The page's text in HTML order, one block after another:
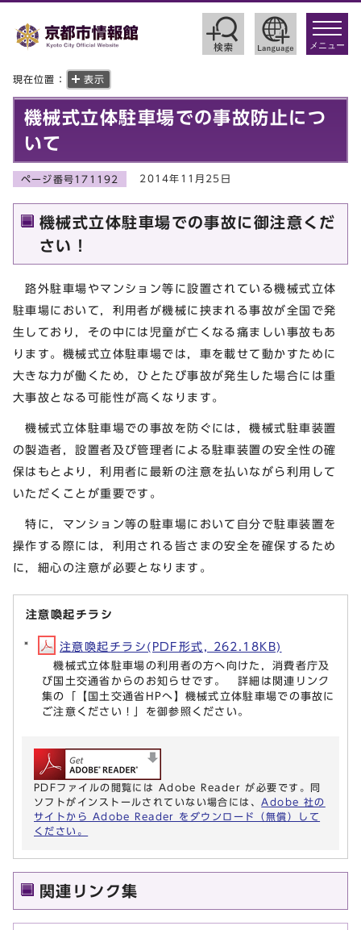
toggle
メニュー
現在位置： 表示
機械式立体駐車場での事故防止につ
いて
ページ番号171192 2014年11月25日
機械式立体駐車場での事故に御注意くだ
さい！
路外駐車場やマンション等に設置されている機械式立体
駐車場において，利用者が機械に挟まれる事故が全国で発
生しており，その中には児童が亡くなる痛ましい事故もあ
ります。機械式立体駐車場では，車を載せて動かすために
大きな力が働くため，ひとたび事故が発生した場合には重
大事故となる可能性が高くなります。
機械式立体駐車場での事故を防ぐには，機械式駐車装置
の製造者，設置者及び管理者による駐車装置の安全性の確
保はもとより，利用者に最新の注意を払いながら利用して
いただくことが重要です。
特に，マンション等の駐車場において自分で駐車装置を
操作する際には，利用される皆さまの安全を確保するため
に，細心の注意が必要となります。
注意喚起チラシ
注意喚起チラシ(PDF形式, 262.18KB)
機械式立体駐車場の利用者の方へ向けた，消費者庁及
び国土交通省からのお知らせです。 詳細は関連リンク
集の「【国土交通省HPへ】機械式立体駐車場での事故に
ご注意ください！」を御参照ください。
PDFファイルの閲覧には Adobe Reader が必要です。同
ソフトがインストールされていない場合には、 Adobe 社の
サイトから Adobe Reader をダウンロード（無償）して
ください。
関連リンク集